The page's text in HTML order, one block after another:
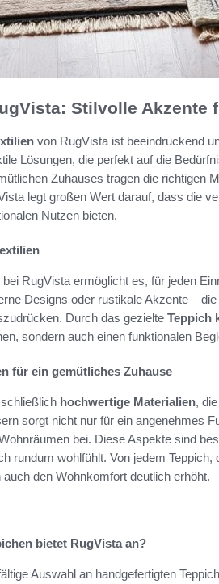
Stilvolle Akzente
von RugVista ist beeindruckend
Lösungen, die perfekt auf die
Zuhauses tragen die richtigen
legt großen Wert darauf, dass die
Nutzen bieten.
bei RugVista ermöglicht es, für jeden
Designs oder rustikale Akzente – die
Durch das gezielte Teppich
sondern auch einen funktionalen
für ein gemütliches Zuhause
hochwertige Materialien,
sorgt nicht nur für ein angenehmes
bei. Diese Aspekte sind
rundum wohlfühlt. Von jedem
den Wohnkomfort deutlich erhöht.
bietet RugVista an?
Auswahl an handgefertigten